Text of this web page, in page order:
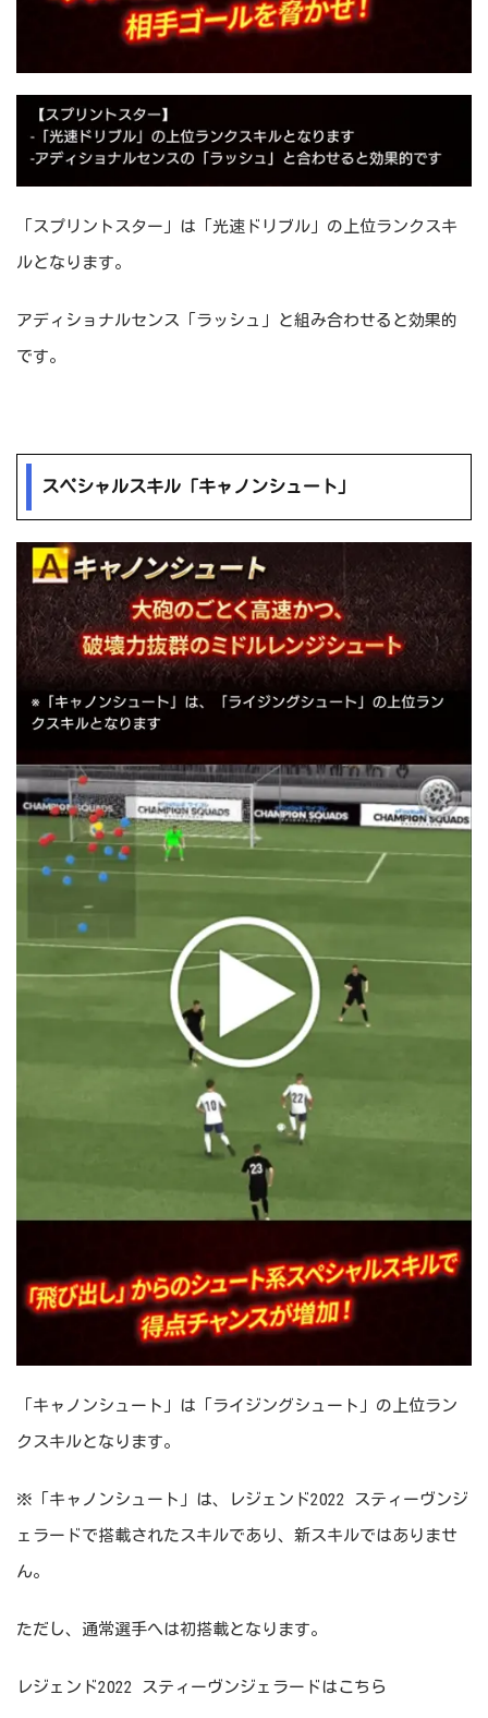
「スプリントスター」は「光速ドリブル」の上位ランクスキ
ルとなります。
アディショナルセンス「ラッシュ」と組み合わせると効果的
です。
スペシャルスキル「キャノンシュート」
「キャノンシュート」は「ライジングシュート」の上位ラン
クスキルとなります。
※「キャノンシュート」は、レジェンド2022 スティーヴンジ
ェラードで搭載されたスキルであり、新スキルではありませ
ん。
ただし、通常選手へは初搭載となります。
レジェンド2022 スティーヴンジェラードはこちら